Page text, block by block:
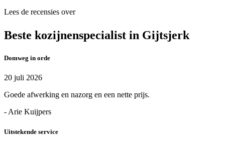
Lees de recensies over
Beste kozijnenspecialist in Gijtsjerk
Domweg in orde
20 juli 2026
Goede afwerking en nazorg en een nette prijs.
- Arie Kuijpers
Uitstekende service